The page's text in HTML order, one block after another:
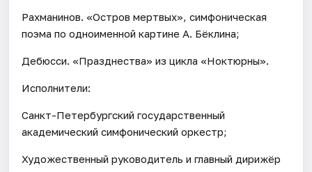
Рахманинов. «Остров мертвых», симфоническая
поэма по одноименной картине А. Бёклина;
Дебюсси. «Празднества» из цикла «Ноктюрны».
Исполнители:
Санкт-Петербургский государственный
академический симфонический оркестр;
Художественный руководитель и главный дирижёр